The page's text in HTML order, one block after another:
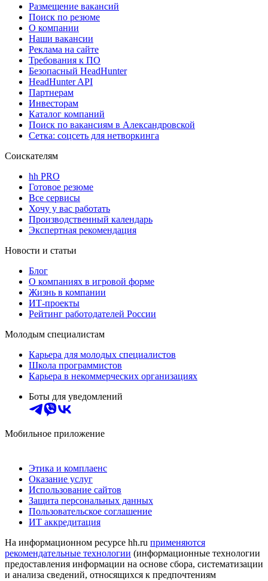
Размещение вакансий
Поиск по резюме
О компании
Наши вакансии
Реклама на сайте
Требования к ПО
Безопасный HeadHunter
HeadHunter API
Партнерам
Инвесторам
Каталог компаний
Поиск по вакансиям в Александровской
Сетка: соцсеть для нетворкинга
Соискателям
hh PRO
Готовое резюме
Все сервисы
Хочу у вас работать
Производственный календарь
Экспертная рекомендация
Новости и статьи
Блог
О компаниях в игровой форме
Жизнь в компании
ИТ-проекты
Рейтинг работодателей России
Молодым специалистам
Карьера для молодых специалистов
Школа программистов
Карьера в некоммерческих организациях
Боты для уведомлений
Мобильное приложение
Этика и комплаенс
Оказание услуг
Использование сайтов
Защита персональных данных
Пользовательское соглашение
ИТ аккредитация
На информационном ресурсе hh.ru применяются
рекомендательные технологии (информационные технологии
предоставления информации на основе сбора, систематизации
и анализа сведений, относящихся к предпочтениям